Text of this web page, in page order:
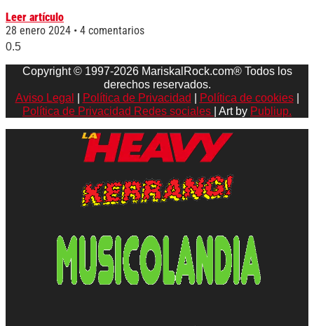
Leer artículo
28 enero 2024
4 comentarios
Copyright © 1997-2026 MariskalRock.com® Todos los
derechos reservados.
Aviso Legal
Política de Privacidad Política de cookies|
Política de Privacidad Redes sociales
| Art by Publiup.